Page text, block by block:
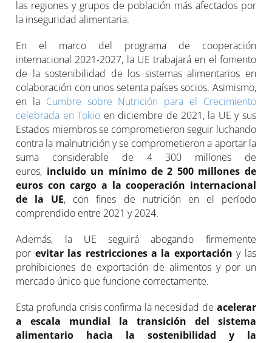
las regiones y grupos de población más afectados por
la inseguridad alimentaria.
En el marco del programa de cooperación
internacional 2021-2027, la UE trabajará en el fomento
de la sostenibilidad de los sistemas alimentarios en
colaboración con unos setenta países socios. Asimismo,
en la Cumbre sobre Nutrición para el Crecimiento
celebrada en Tokio en diciembre de 2021, la UE y sus
Estados miembros se comprometieron seguir luchando
contra la malnutrición y se comprometieron a aportar la
suma considerable de 4 300 millones de
euros, incluido un mínimo de 2 500 millones de
euros con cargo a la cooperación internacional
de la UE, con fines de nutrición en el período
comprendido entre 2021 y 2024.
Además, la UE seguirá abogando firmemente
por evitar las restricciones a la exportación y las
prohibiciones de exportación de alimentos y por un
mercado único que funcione correctamente.
Esta profunda crisis confirma la necesidad de acelerar
a escala mundial la transición del sistema
alimentario hacia la sostenibilidad y la